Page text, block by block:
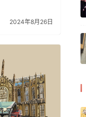
2024年8月26日